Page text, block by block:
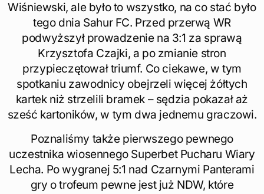
Wiśniewski, ale było to wszystko, na co stać było
tego dnia Sahur FC. Przed przerwą WR
podwyższył prowadzenie na 3:1 za sprawą
Krzysztofa Czajki, a po zmianie stron
przypieczętował triumf. Co ciekawe, w tym
spotkaniu zawodnicy obejrzeli więcej żółtych
kartek niż strzelili bramek – sędzia pokazał aż
sześć kartoników, w tym dwa jednemu graczowi.
Poznaliśmy także pierwszego pewnego
uczestnika wiosennego Superbet Pucharu Wiary
Lecha. Po wygranej 5:1 nad Czarnymi Panterami
gry o trofeum pewne jest już NDW, które